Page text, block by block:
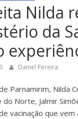
Nilda
da
Daniel Pereira
Parnamirim, Nilda
do Norte, Jalmir
vacinação que